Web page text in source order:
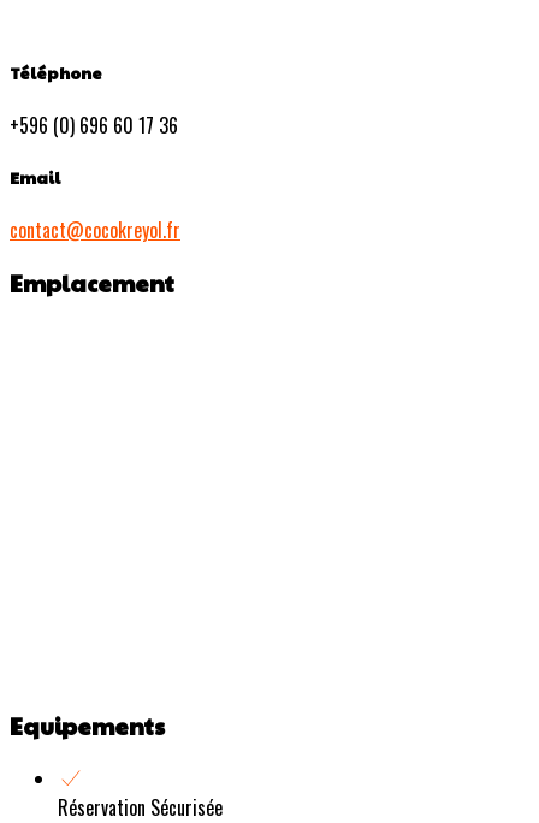
Téléphone
+596 (0) 696 60 17 36
Email
contact@cocokreyol.fr
Emplacement
Equipements
Réservation Sécurisée